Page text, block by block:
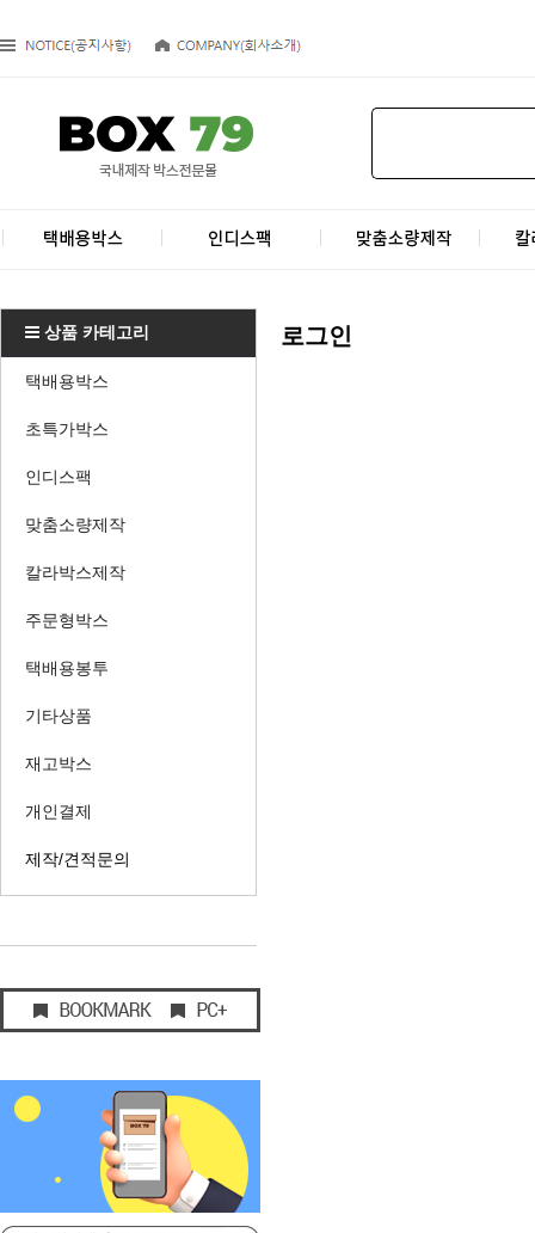
상품 카테고리
택배용박스
초특가박스
인디스팩
맞춤소량제작
칼라박스제작
주문형박스
택배용봉투
기타상품
재고박스
개인결제
제작/견적문의
로그인